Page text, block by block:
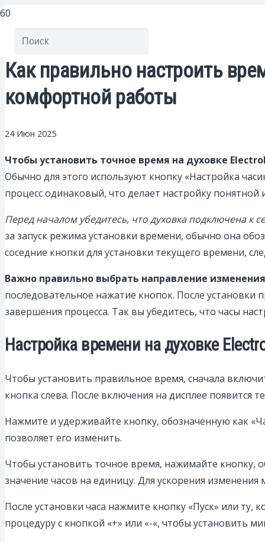
Как правильно настроить
комфортной работы
24 Июн 2025
Чтобы установить точное время на духовке
Обычно для этого используют кнопку «Настройка
процесс одинаковый, что делает настройку понятной
Перед началом убедитесь, что духовка подключена к
за запуск режима установки времени, обычно она
соседние кнопки для установки текущего времени,
Важно правильно выбрать направление
последовательное нажатие кнопок. После
завершения процесса. Так вы убедитесь, что часы
Настройка времени на духовке
Чтобы установить правильное время, сначала
кнопка слева. После включения на дисплее появится
Нажмите и удерживайте кнопку, обозначенную как
позволяет его изменить.
Чтобы установить точное время, нажимайте кнопку,
значение часов на единицу. Для ускорения
После установки часа нажмите кнопку «Пуск» или ту,
процедуру с кнопкой «+» или «-«, чтобы установить